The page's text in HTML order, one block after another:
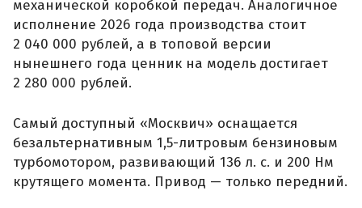
механической коробкой передач. Аналогичное
исполнение 2026 года производства стоит
2 040 000 рублей, а в топовой версии
нынешнего года ценник на модель достигает
2 280 000 рублей.
Самый доступный «Москвич» оснащается
безальтернативным 1,5-литровым бензиновым
турбомотором, развивающий 136 л. с. и 200 Нм
крутящего момента. Привод — только передний.